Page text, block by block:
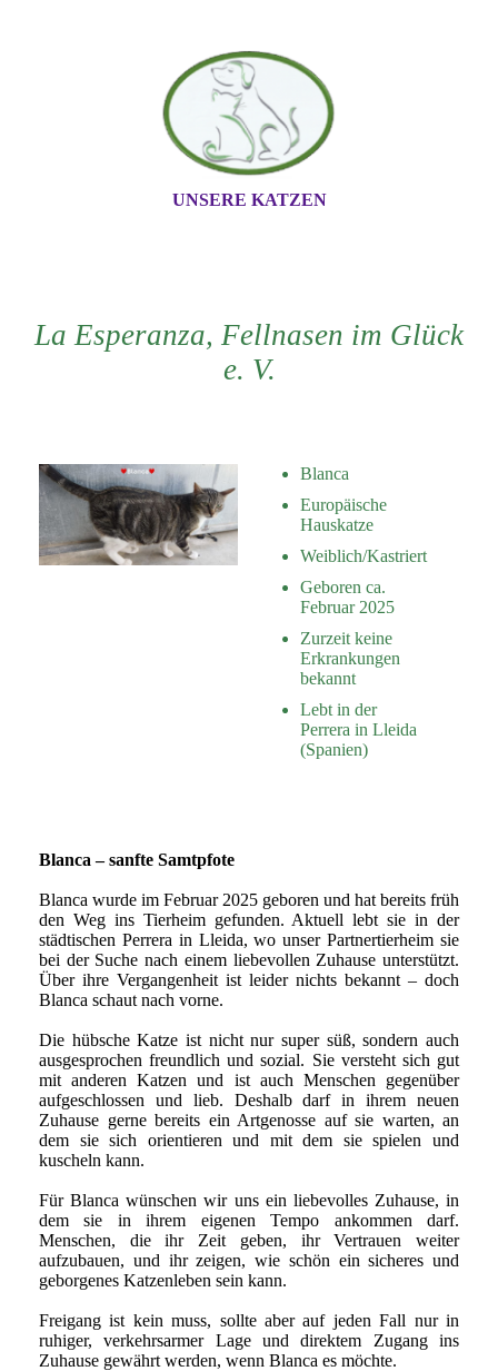
UNSERE KATZEN
La Esperanza, Fellnasen im Glück
e. V.
Blanca
Europäische
Hauskatze
Weiblich/Kastriert
Geboren ca.
Februar 2025
Zurzeit keine
Erkrankungen
bekannt
Lebt in der
Perrera in Lleida
(Spanien)
Blanca – sanfte Samtpfote
Blanca wurde im Februar 2025 geboren und hat bereits früh
den Weg ins Tierheim gefunden. Aktuell lebt sie in der
städtischen Perrera in Lleida, wo unser Partnertierheim sie
bei der Suche nach einem liebevollen Zuhause unterstützt.
Über ihre Vergangenheit ist leider nichts bekannt – doch
Blanca schaut nach vorne.
Die hübsche Katze ist nicht nur super süß, sondern auch
ausgesprochen freundlich und sozial. Sie versteht sich gut
mit anderen Katzen und ist auch Menschen gegenüber
aufgeschlossen und lieb. Deshalb darf in ihrem neuen
Zuhause gerne bereits ein Artgenosse auf sie warten, an
dem sie sich orientieren und mit dem sie spielen und
kuscheln kann.
Für Blanca wünschen wir uns ein liebevolles Zuhause, in
dem sie in ihrem eigenen Tempo ankommen darf.
Menschen, die ihr Zeit geben, ihr Vertrauen weiter
aufzubauen, und ihr zeigen, wie schön ein sicheres und
geborgenes Katzenleben sein kann.
Freigang ist kein muss, sollte aber auf jeden Fall nur in
ruhiger, verkehrsarmer Lage und direktem Zugang ins
Zuhause gewährt werden, wenn Blanca es möchte.